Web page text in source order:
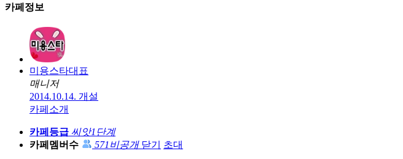
카페정보
미용스타대표
매니저
2014.10.14. 개설
카페소개
카페등급 씨앗1단계
카페멤버수
571 비공개 닫기 초대